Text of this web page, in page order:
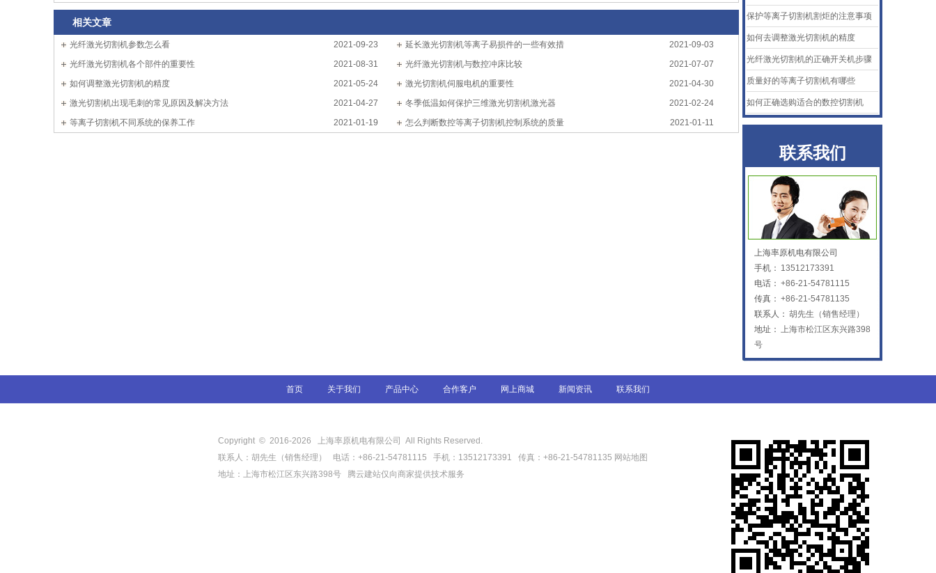
相关文章
2021-09-23
光纤激光切割机参数怎么看 2021-09-03
延长激光切割机等离子易损件的一些有效措
2021-08-31
光纤激光切割机各个部件的重要性 2021-07-07
光纤激光切割机与数控冲床比较
2021-05-24
如何调整激光切割机的精度 2021-04-30
激光切割机伺服电机的重要性
2021-04-27
激光切割机出现毛刺的常见原因及解决方法 2021-02-24
冬季低温如何保护三维激光切割机激光器
2021-01-19
等离子切割机不同系统的保养工作 2021-01-11
怎么判断数控等离子切割机控制系统的质量
KTB2陶瓷体
AMADA阿玛达喷嘴
二氧化碳聚焦镜
普雷喷嘴
保护等离子切割机割炬的注意事项
如何去调整激光切割机的精度
光纤激光切割机的正确开关机步骤
质量好的等离子切割机有哪些
如何正确选购适合的数控切割机
联系我们
上海率原机电有限公司
手机： 13512173391
电话： +86-21-54781115
传真： +86-21-54781135
联系人： 胡先生（销售经理）
地址： 上海市松江区东兴路398
号
首页 关于我们 产品中心 合作客户 网上商城 新闻资讯 联系我们
Copyright © 2016-2026
上海率原机电有限公司 All Rights Reserved.
联系人：胡先生（销售经理） 电话：+86-21-54781115 手机：13512173391 传真：+86-21-54781135 网站地图
地址：上海市松江区东兴路398号
腾云建站仅向商家提供技术服务